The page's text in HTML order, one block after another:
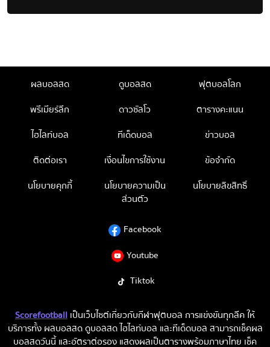
ผลบอลสด ดูบอลสด
ฟุตบอลโลก
พรีเมียร์ลีก
ดาวซัลโว
ตารางคะแนน
ไฮไลท์บอล
ทีเด็ดบอล
ข่าวบอล
ติดต่อเรา
เงื่อนไขการใช้งาน
ข้อจำกัด
นโยบายคุกกี้
นโยบายความเป็น
ส่วนตัว
นโยบายลิขสิทธิ์
Facebook
Youtube
Tiktok
Scorefootball เป็นเว็บไซต์เกี่ยวกับกีฬาฟุตบอล การแข่งขันทุกลีค ให้
บริการทั้ง ผลบอลสด ดูบอลสด ไฮไลท์บอล และทีเด็ดบอล สามารถเช็คผล
บอลสดวันนี้ และอัตราต่อรอง แสดงผลเป็นตารางพร้อมภาษาไทย เช็ค